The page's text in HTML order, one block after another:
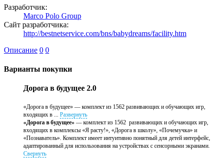
Разработчик:
Marco Polo Group
Сайт разработчика:
http://bestnetservice.com/bns/babydreams/facility.htm
Описание 0 0
Варианты покупки
Дорога в будущее 2.0
«Дорога в будущее» — комплект из 1562 развивающих и обучающих игр,
входящих в ... Развернуть
«Дорога в будущее» — комплект из 1562 развивающих и обучающих игр,
входящих в комплексы «Я расту!», «Дорога в школу», «Почемучка» и
«Познаватель». Комплект имеет интуитивно понятный для детей интерфейс,
адаптированный для использования на устройствах с сенсорными экранами.
Свернуть